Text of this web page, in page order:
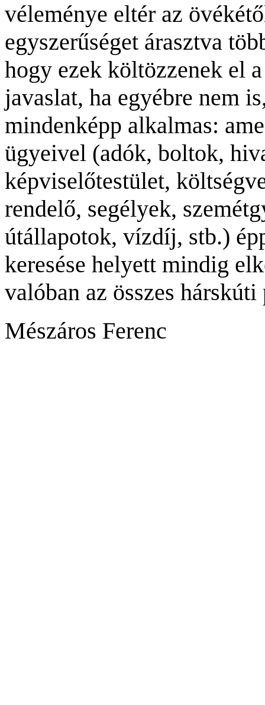
véleménye eltér az
egyszerűséget árasztva
hogy ezek költözzenek el
javaslat, ha egyébre nem
mindenképp alkalmas:
ügyeivel (adók, boltok,
képviselőtestület,
rendelő, segélyek,
útállapotok, vízdíj, stb.)
keresése helyett mindig
valóban az összes
Mészáros Ferenc